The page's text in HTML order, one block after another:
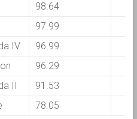
98.64
97.99
IV
96.99
96.29
II
91.53
78.05